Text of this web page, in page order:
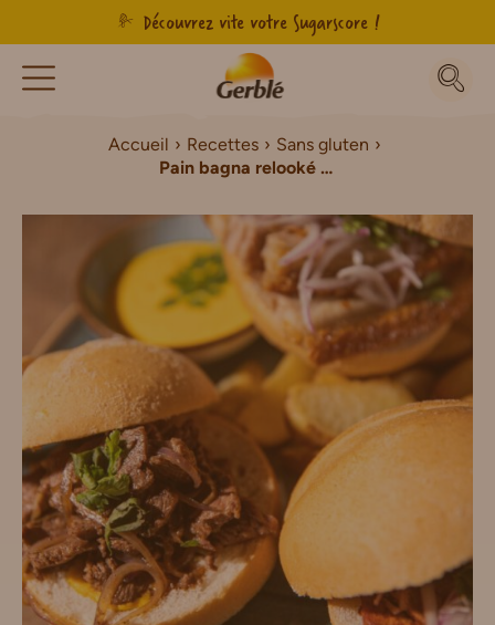
Découvrez vite votre Sugarscore !
Accueil Recettes
Sans gluten
Pain bagna relooké à la chinoise Sans Gluten